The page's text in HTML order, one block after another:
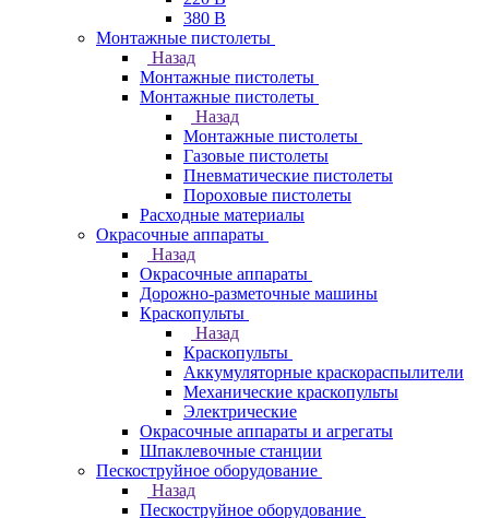
380 В
Монтажные пистолеты
Назад
Монтажные пистолеты
Монтажные пистолеты
Назад
Монтажные пистолеты
Газовые пистолеты
Пневматические пистолеты
Пороховые пистолеты
Расходные материалы
Окрасочные аппараты
Назад
Окрасочные аппараты
Дорожно-разметочные машины
Краскопульты
Назад
Краскопульты
Аккумуляторные краскораспылители
Механические краскопульты
Электрические
Окрасочные аппараты и агрегаты
Шпаклевочные станции
Пескоструйное оборудование
Назад
Пескоструйное оборудование